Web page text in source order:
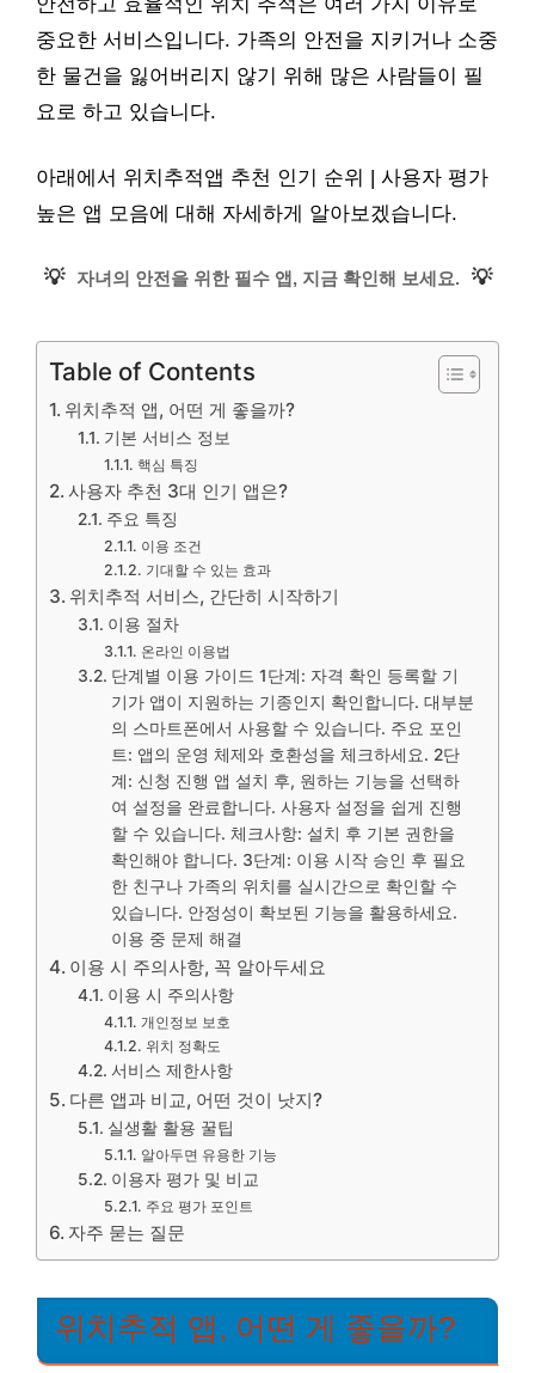
중요한 서비스입니다. 가족의 안전을 지키거나 소중
한 물건을 잃어버리지 않기 위해 많은 사람들이 필
요로 하고 있습니다.
아래에서 위치추적앱 추천 인기 순위 | 사용자 평가
높은 앱 모음에 대해 자세하게 알아보겠습니다.
💡 자녀의 안전을 위한 필수 앱, 지금 확인해 보세요. 💡
Table of Contents
위치추적 앱, 어떤 게 좋을까?
기본 서비스 정보
핵심 특징
사용자 추천 3대 인기 앱은?
주요 특징
이용 조건
기대할 수 있는 효과
위치추적 서비스, 간단히 시작하기
이용 절차
온라인 이용법
단계별 이용 가이드 1단계: 자격 확인 등록할 기
기가 앱이 지원하는 기종인지 확인합니다. 대부분
의 스마트폰에서 사용할 수 있습니다. 주요 포인
트: 앱의 운영 체제와 호환성을 체크하세요. 2단
계: 신청 진행 앱 설치 후, 원하는 기능을 선택하
여 설정을 완료합니다. 사용자 설정을 쉽게 진행
할 수 있습니다. 체크사항: 설치 후 기본 권한을
확인해야 합니다. 3단계: 이용 시작 승인 후 필요
한 친구나 가족의 위치를 실시간으로 확인할 수
있습니다. 안정성이 확보된 기능을 활용하세요.
이용 중 문제 해결
이용 시 주의사항, 꼭 알아두세요
이용 시 주의사항
개인정보 보호
위치 정확도
서비스 제한사항
다른 앱과 비교, 어떤 것이 낫지?
실생활 활용 꿀팁
알아두면 유용한 기능
이용자 평가 및 비교
주요 평가 포인트
자주 묻는 질문
위치추적 앱, 어떤 게 좋을까?